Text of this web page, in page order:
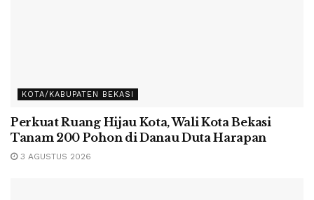
KOTA/KABUPATEN BEKASI
Perkuat Ruang Hijau Kota, Wali Kota Bekasi
Tanam 200 Pohon di Danau Duta Harapan
3 AGUSTUS 2026